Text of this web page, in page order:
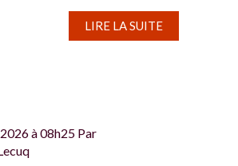
LIRE LA SUITE
à 08h25 Par